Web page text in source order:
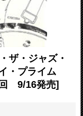
ザ・ジャズ・
・プライム
9/16発売]